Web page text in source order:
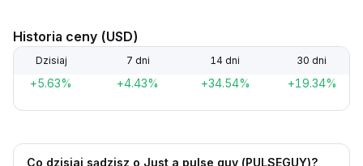
Historia ceny (USD)
Dzisiaj 7 dni 14 dni 30 dni
+5.63% +4.43% +34.54% +19.34%
Co dzisiaj sądzisz o Just a pulse guy (PULSEGUY)?